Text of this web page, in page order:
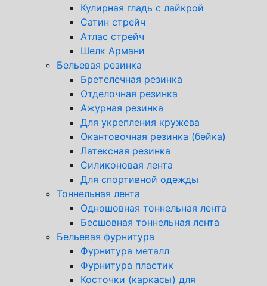
Кулирная гладь с лайкрой
Сатин стрейч
Атлас стрейч
Шелк Армани
Бельевая резинка
Бретелечная резинка
Отделочная резинка
Ажурная резинка
Для укрепления кружева
Окантовочная резинка (бейка)
Латексная резинка
Силиконовая лента
Для спортивной одежды
Тоннельная лента
Одношовная тоннельная лента
Бесшовная тоннельная лента
Бельевая фурнитура
Фурнитура металл
Фурнитура пластик
Косточки (каркасы) для